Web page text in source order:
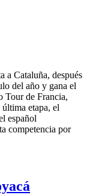
a Cataluña, después
del año y gana el
Tour de Francia,
etapa, el
español
competencia por